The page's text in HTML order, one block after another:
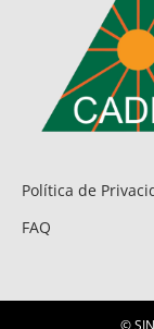
Política de
FAQ